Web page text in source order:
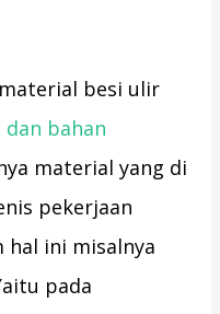
besi ulir
bahan
material yang di
pekerjaan
ini misalnya
pada